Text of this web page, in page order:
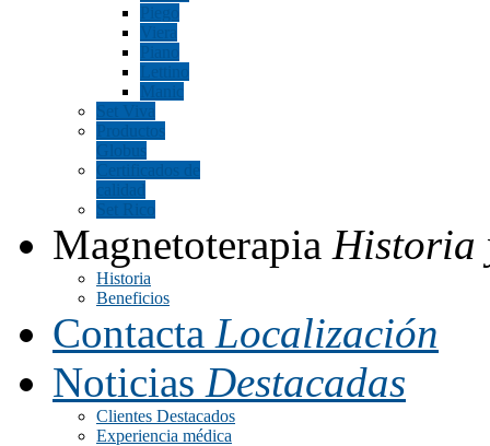
Piego
Viera
Piano
Lettino
Manic
Set Viva
Productos
Globus
Certificados de
calidad
Set Rico
Magnetoterapia Historia
Historia
Beneficios
Contacta Localización
Noticias Destacadas
Clientes Destacados
Experiencia médica